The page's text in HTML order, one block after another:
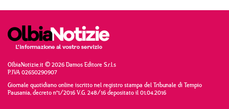
OlbiaNotizie.it © 2026 Damos Editore S.r.l.s
P.IVA 02650290907
Giornale quotidiano online iscritto nel registro stampa del Tribunale di Tempio
Pausania, decreto n°1/2016 V.G. 248/16 depositato il 01.04.2016